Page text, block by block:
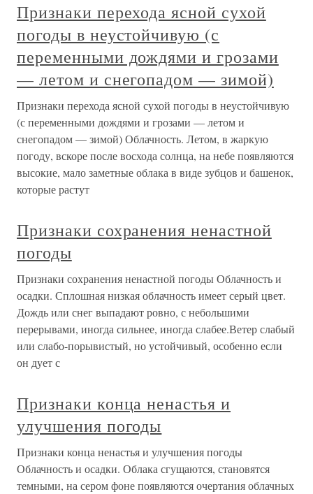
Признаки перехода ясной сухой
погоды в неустойчивую (с
переменными дождями и грозами
— летом и снегопадом — зимой)
Признаки перехода ясной сухой погоды в неустойчивую
(с переменными дождями и грозами — летом и
снегопадом — зимой) Облачность. Летом, в жаркую
погоду, вскоре после восхода солнца, на небе появляются
высокие, мало заметные облака в виде зубцов и башенок,
которые растут
Признаки сохранения ненастной
погоды
Признаки сохранения ненастной погоды Облачность и
осадки. Сплошная низкая облачность имеет серый цвет.
Дождь или снег выпадают ровно, с небольшими
перерывами, иногда сильнее, иногда слабее.Ветер слабый
или слабо-порывистый, но устойчивый, особенно если
он дует с
Признаки конца ненастья и
улучшения погоды
Признаки конца ненастья и улучшения погоды
Облачность и осадки. Облака сгущаются, становятся
темными, на сером фоне появляются очертания облачных